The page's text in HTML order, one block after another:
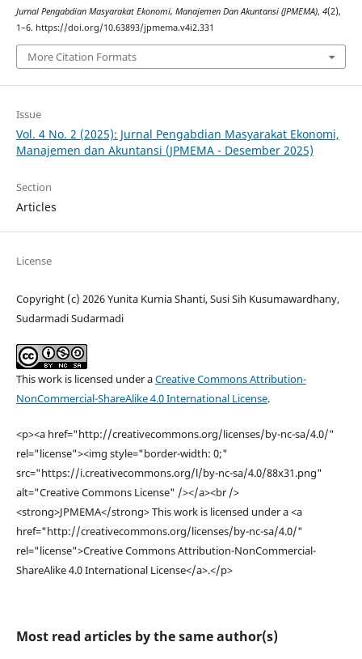
Jurnal Pengabdian Masyarakat Ekonomi, Manajemen Dan Akuntansi (JPMEMA), 4(2),
1–6. https://doi.org/10.63893/jpmema.v4i2.331
More Citation Formats
Issue
Vol. 4 No. 2 (2025): Jurnal Pengabdian Masyarakat Ekonomi,
Manajemen dan Akuntansi (JPMEMA - Desember 2025)
Section
Articles
License
Copyright (c) 2026 Yunita Kurnia Shanti, Susi Sih Kusumawardhany,
Sudarmadi Sudarmadi
This work is licensed under aCreative Commons Attribution-
NonCommercial-ShareAlike 4.0 International License.
<p><a href="http://creativecommons.org/licenses/by-nc-sa/4.0/"
rel="license"><img style="border-width: 0;"
src="https://i.creativecommons.org/l/by-nc-sa/4.0/88x31.png"
alt="Creative Commons License" /></a><br />
<strong>JPMEMA</strong> This work is licensed under a <a
href="http://creativecommons.org/licenses/by-nc-sa/4.0/"
rel="license">Creative Commons Attribution-NonCommercial-
ShareAlike 4.0 International License</a>.</p>
Most read articles by the same author(s)